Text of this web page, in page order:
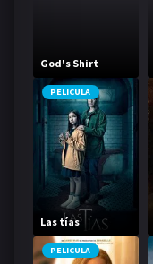
God's Shirt
PELICULA
Las tías
PELICULA